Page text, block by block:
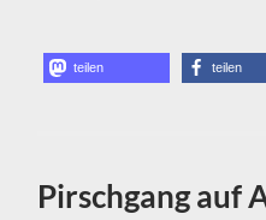
teilen teilen
Pirschgang auf